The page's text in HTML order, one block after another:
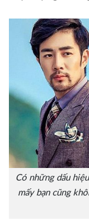
Có những dấu
mấy bạn cũng